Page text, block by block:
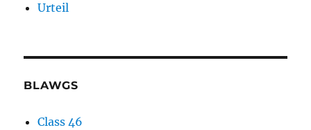
Urteil
BLAWGS
Class 46